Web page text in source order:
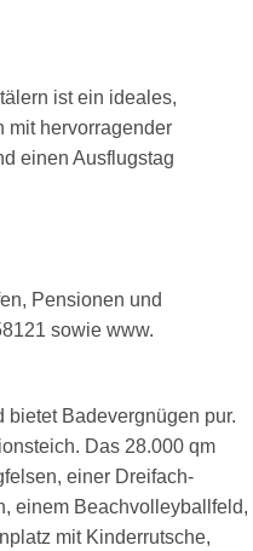
ist ein ideales,
mit hervorragender
einen Ausflugstag
Pensionen und
sowie www.
Badevergnügen pur.
Das 28.000 qm
einer Dreifach-
einem Beachvolleyballfeld,
mit Kinderrutsche,